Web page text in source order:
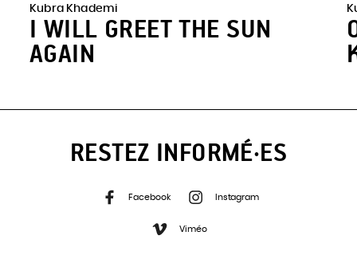
Kubra Khademi
I WILL GREET THE SUN
AGAIN
RESTEZ INFORMÉ·ES
Facebook Instagram
Viméo